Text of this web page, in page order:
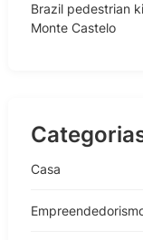
Brazil pedestrian
Monte Castelo
Casa